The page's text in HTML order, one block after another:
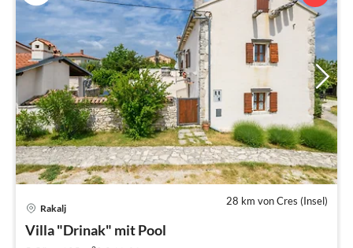
28 km von Cres (Insel)
Rakalj
Villa "Drinak" mit Pool